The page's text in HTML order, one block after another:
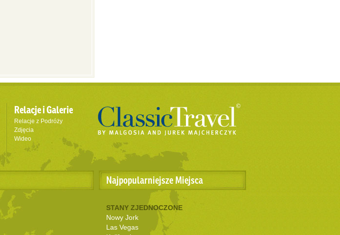
Relacje i Galerie
Relacje z Podróży
Zdjęcia
Wideo
Najpopularniejsze Miejsca
STANY ZJEDNOCZONE
Nowy Jork
Las Vegas